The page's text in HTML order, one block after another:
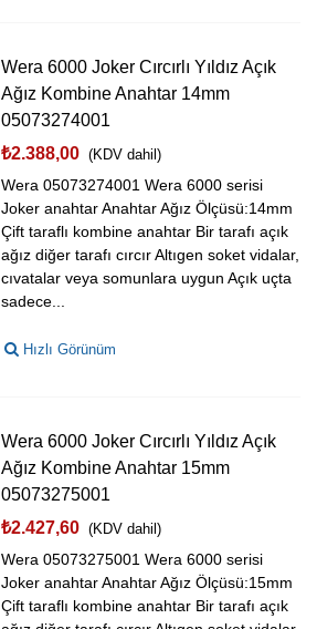
Wera 6000 Joker Cırcırlı Yıldız Açık
Ağız Kombine Anahtar 14mm
05073274001
₺2.388,00 (KDV dahil)
Wera 05073274001 Wera 6000 serisi
Joker anahtar Anahtar Ağız Ölçüsü:14mm
Çift taraflı kombine anahtar Bir tarafı açık
ağız diğer tarafı cırcır Altıgen soket vidalar,
cıvatalar veya somunlara uygun Açık uçta
sadece...
Hızlı Görünüm
Wera 6000 Joker Cırcırlı Yıldız Açık
Ağız Kombine Anahtar 15mm
05073275001
₺2.427,60 (KDV dahil)
Wera 05073275001 Wera 6000 serisi
Joker anahtar Anahtar Ağız Ölçüsü:15mm
Çift taraflı kombine anahtar Bir tarafı açık